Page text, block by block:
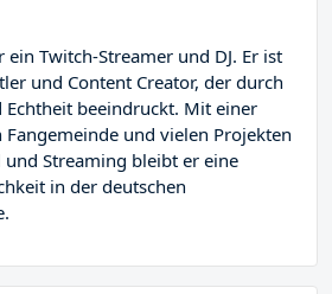
ein Twitch-Streamer und DJ. Er ist
und Content Creator, der durch
Echtheit beeindruckt. Mit einer
und vielen Projekten
und Streaming bleibt er eine
in der deutschen